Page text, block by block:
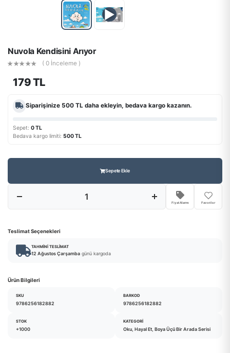
▶
Nuvola Kendisini Arıyor
( 0 İnceleme )
179 TL
Siparişinize 500 TL daha ekleyin, bedava kargo kazanın.
Sepet: 0 TL
Bedava kargo limiti: 500 TL
Sepete Ekle
Fiyat Alarmı Favoriler
Teslimat Seçenekleri
TAHMINI TESLIMAT
12 Ağustos Çarşamba günü kargoda
Ürün Bilgileri
SKU
9786256182882
BARKOD
9786256182882
STOK
+1000
KATEGORI
Oku, Hayal Et, Boya Üçü Bir Arada Serisi